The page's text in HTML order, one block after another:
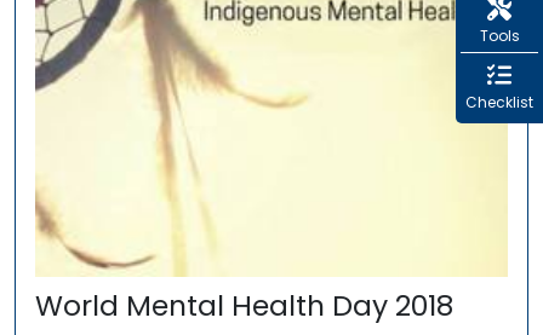
World Mental Health Day 2018
Tools
Checklist